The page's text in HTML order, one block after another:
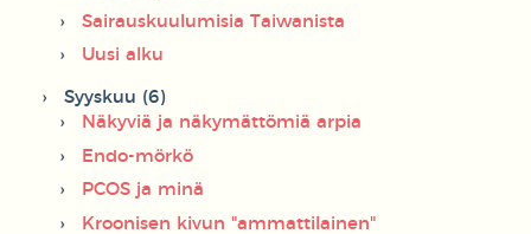
Sairauskuulumisia Taiwanista
Uusi alku
Syyskuu (6)
Näkyviä ja näkymättömiä arpia
Endo-mörkö
PCOS ja minä
Kroonisen kivun "ammattilainen"